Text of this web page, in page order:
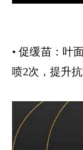
• 促缓苗：叶
喷2次，提升